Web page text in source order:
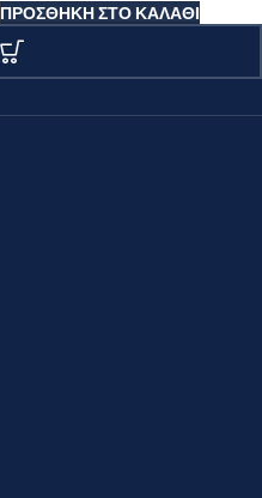
ΠΡΟΣΘΉΚΗ ΣΤΟ ΚΑΛΆΘΙ